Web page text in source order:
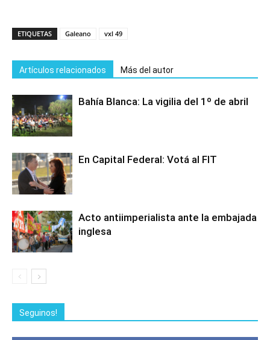
ETIQUETAS Galeano vxl 49
Artículos relacionados Más del autor
Bahía Blanca: La vigilia del 1º de abril
En Capital Federal: Votá al FIT
Acto antiimperialista ante la embajada
inglesa
Seguinos!